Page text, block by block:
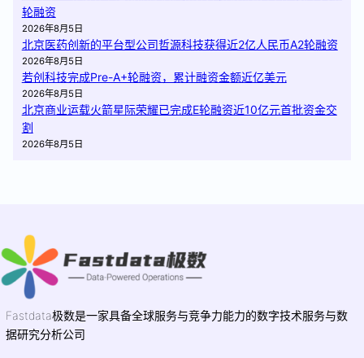
轮融资
2026年8月5日
北京医药创新的平台型公司哲源科技获得近2亿人民币A2轮融资
2026年8月5日
若创科技完成Pre-A+轮融资，累计融资金额近亿美元
2026年8月5日
北京商业运载火箭星际荣耀已完成E轮融资近10亿元首批资金交
割
2026年8月5日
Fastdata极数是一家具备全球服务与竞争力能力的数字技术服务与数
据研究分析公司